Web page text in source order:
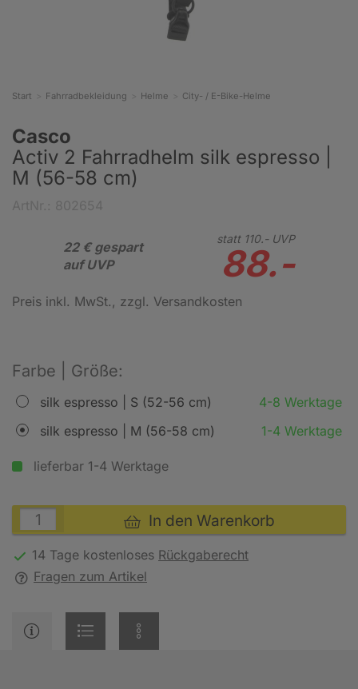
Start Fahrradbekleidung Helme City- / E-Bike-Helme
Casco
Activ 2 Fahrradhelm silk espresso |
M (56-58 cm)
22 € gespart
auf UVP
statt 110.-UVP
88.-
Preis inkl. MwSt., zzgl. Versandkosten
Farbe | Größe:
silk espresso | S (52-56 cm)
4-8 Werktage
silk espresso | M (56-58 cm)
1-4 Werktage
lieferbar 1-4 Werktage
In den Warenkorb
14 Tage kostenloses Rückgaberecht
Fragen zum Artikel